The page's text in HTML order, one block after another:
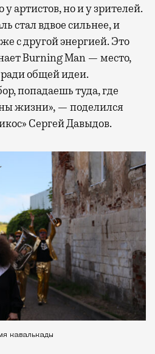
артистов, но и у зрителей.
стал вдвое сильнее, и
с другой энергией. Это
Burning Man — место,
общей идеи.
попадаешь туда, где
жизни», — поделился
Сергей Давыдов.
кавалькады